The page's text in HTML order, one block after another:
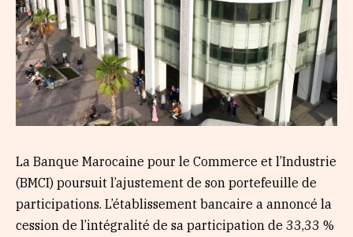
La Banque Marocaine pour le Commerce et l’Industrie
(BMCI) poursuit l’ajustement de son portefeuille de
participations. L’établissement bancaire a annoncé la
cession de l’intégralité de sa participation de 33,33 %